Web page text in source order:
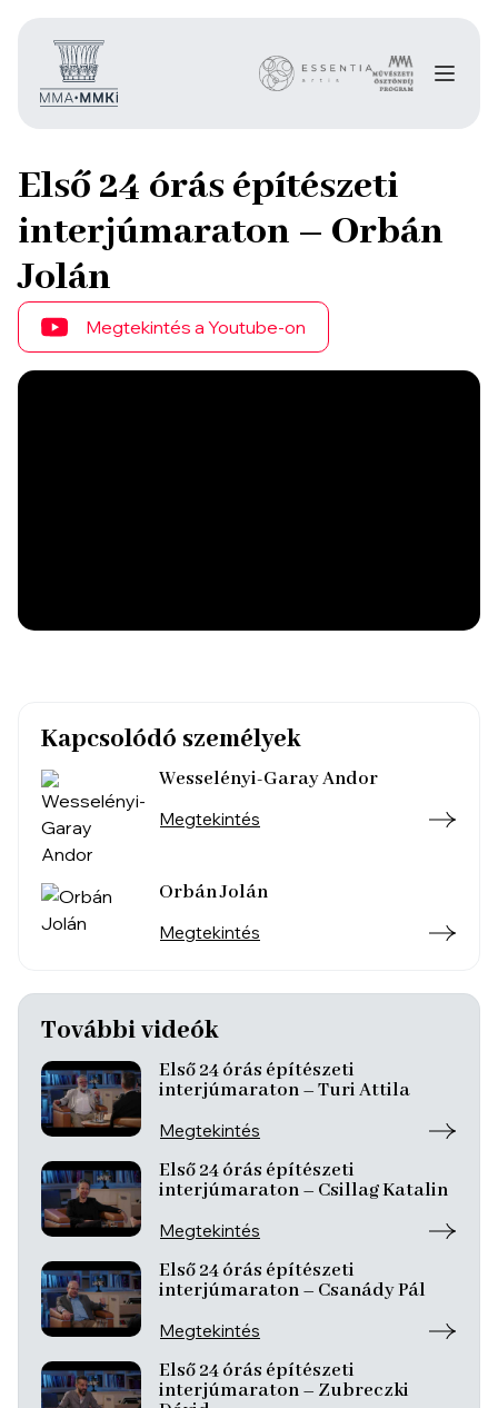
Első 24 órás építészeti
interjúmaraton – Orbán
Jolán
Megtekintés a Youtube-on
Kapcsolódó személyek
Wesselényi-Garay Andor
Megtekintés
Orbán Jolán
Megtekintés
További videók
Első 24 órás építészeti
interjúmaraton – Turi Attila
Megtekintés
Első 24 órás építészeti
interjúmaraton – Csillag Katalin
Megtekintés
Első 24 órás építészeti
interjúmaraton – Csanády Pál
Megtekintés
Első 24 órás építészeti
interjúmaraton – Zubreczki